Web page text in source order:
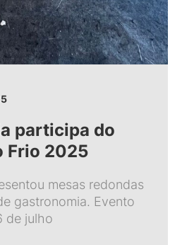
participa do
Frio 2025
mesas redondas
gastronomia. Evento
de julho